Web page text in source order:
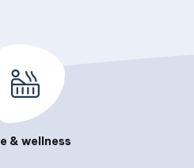
& wellness